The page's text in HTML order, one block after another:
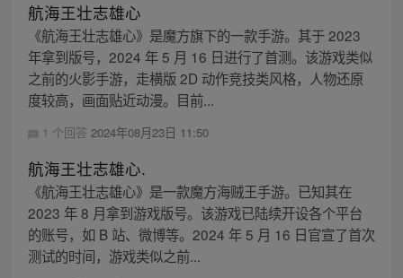
航海王壮志雄心
《航海王壮志雄心》是魔方旗下的一款手游。其于 2023
年拿到版号，2024 年 5 月 16 日进行了首测。该游戏类似
之前的火影手游，走横版 2D 动作竞技类风格，人物还原
度较高，画面贴近动漫。目前...
1 个回答 2024年08月23日 11:50
航海王壮志雄心.
《航海王壮志雄心》是一款魔方海贼王手游。已知其在
2023 年 8 月拿到游戏版号。该游戏已陆续开设各个平台
的账号，如 B 站、微博等。2024 年 5 月 16 日官宣了首次
测试的时间，游戏类似之前...